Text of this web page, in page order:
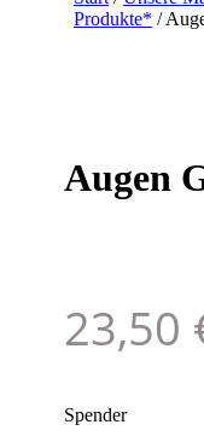
Produkte* /
Augen
23,50
Spender